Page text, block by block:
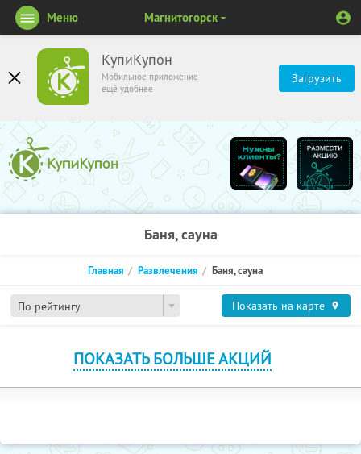
КупиКупон
Мобильное приложение
ещё удобнее
Загрузить
Меню Магнитогорск
Баня, сауна
По рейтингу
Главная Развлечения Баня, сауна
Показать на карте
ПОКАЗАТЬ БОЛЬШЕ АКЦИЙ